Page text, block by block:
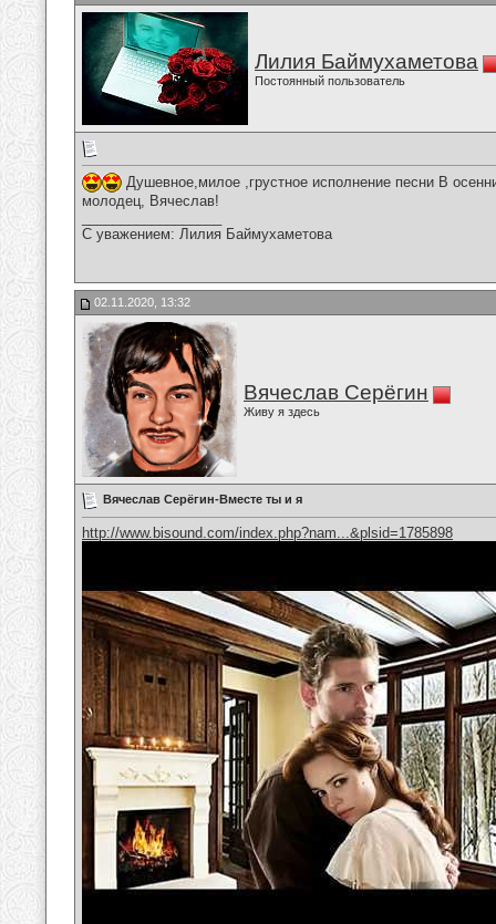
Лилия Баймухаметова
Постоянный пользователь
Душевное,милое ,грустное исполнение песни В
молодец, Вячеслав!
С уважением: Лилия Баймухаметова
02.11.2020, 13:32
Вячеслав Серёгин
Живу я здесь
Вячеслав Серёгин-Вместе ты и я
http://www.bisound.com/index.php?nam...&plsid=1785898